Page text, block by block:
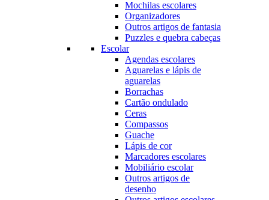
Mochilas escolares
Organizadores
Outros artigos de fantasia
Puzzles e quebra cabeças
Escolar
Agendas escolares
Aguarelas e lápis de
aguarelas
Borrachas
Cartão ondulado
Ceras
Compassos
Guache
Lápis de cor
Marcadores escolares
Mobiliário escolar
Outros artigos de
desenho